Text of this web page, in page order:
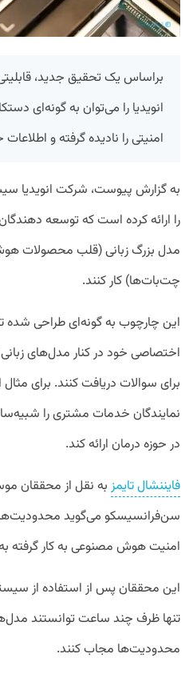
براساس یک تحقیق جدید،
انویدیا را می‌توان به گونه‌ای
امنیتی را نادیده گرفته و
را ارائه کرده است که توسعه
مدل بزرگ زبانی (قلب محصولات
چت‌بات‌ها) کار کنند.
این چارچوب به گونه‌ای طراحی شده
اختصاصی خود در کنار مدل‌های
برای سوالات دریافت کنند. برای مثال
نمایندگان خدمات مشتری را
در حوزه درمان ارائه کند.
فایننشال تایمز
سن‌فرانسیسکو می‌گوید
امنیت هوش مصنوعی به کار گرفته
این محققان پس از استفاده از
تنها ظرف چند ساعت توانستند
محدودیت‌ها مجاب کنند.